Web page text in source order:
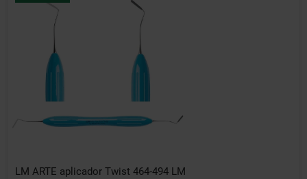
LM ARTE aplicador Twist 464-494 LM